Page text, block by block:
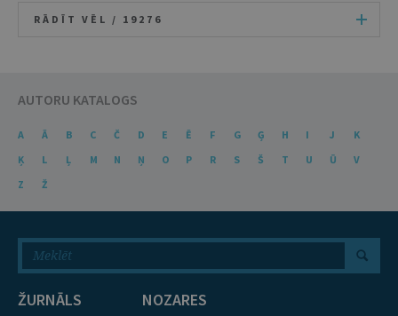
RĀDĪT VĒL / 19276
AUTORU KATALOGS
A Ā B C Č D E Ē F G Ģ H I J
K
Ķ
L Ļ M N Ņ O P R S Š T U Ū
V
Z
Ž
ŽURNĀLS
NOZARES